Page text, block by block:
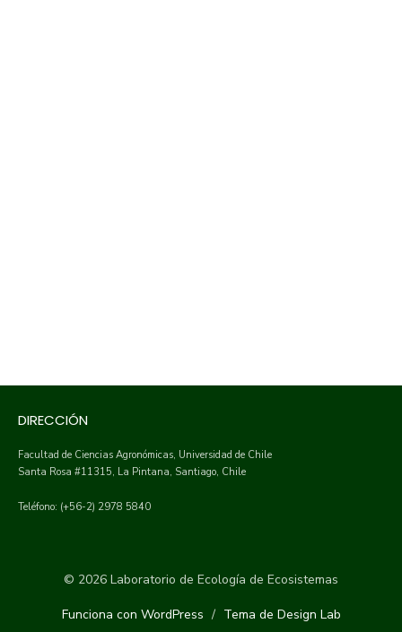
DIRECCIÓN
Facultad de Ciencias Agronómicas, Universidad de Chile
Santa Rosa #11315, La Pintana, Santiago, Chile
Teléfono: (+56-2) 2978 5840
© 2026 Laboratorio de Ecología de Ecosistemas
Funciona con WordPress / Tema de Design Lab